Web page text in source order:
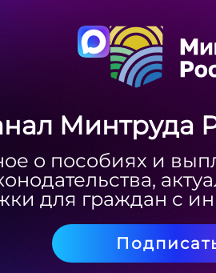
Минтруда
о пособиях и
для граждан с
Минтруда
о пособиях и
для граждан с